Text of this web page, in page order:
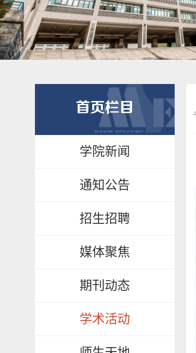
首页栏目
学院新闻
通知公告
招生招聘
媒体聚焦
期刊动态
学术活动